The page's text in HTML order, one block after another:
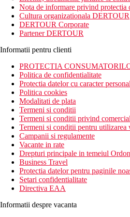
Situat in padure tropicala acest
Gajah.
Descrierea camerei The Westin
Toate camerele dispun de:
Balcon;
Vedere la gradina;
Aer conditionat;
Baie private;
TV cu ecran plata;
Terasa;
Minibar;
WiFi gratuit.
Descrierea hotelului
Facilitati hotel:
2 piscine in aer liber;
Prosoape de piscina;
Sezlonguri sau paturi de plaja;
Internet gratuit in toate zonele
Nota de informare privind protectia
Cultura organizationala DERTOUR
DERTOUR Corporate
Partener DERTOUR
Informatii pentru clienti
PROTECTIA
Politica de confidentialitate
Protectia datelor cu caracter personal
Politica cookies
Modalitati de plata
Termeni si conditii
Termeni si conditii privind
Termeni si conditii pentru utilizarea
Campanii si regulamente
Vacante in rate
Drepturi principale in temeiul
Business Travel
Protectia datelor pentru paginile
Setari confidentialitate
Directiva EAA
Informatii despre vacanta